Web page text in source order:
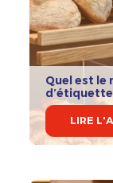
Quel est le
LIRE